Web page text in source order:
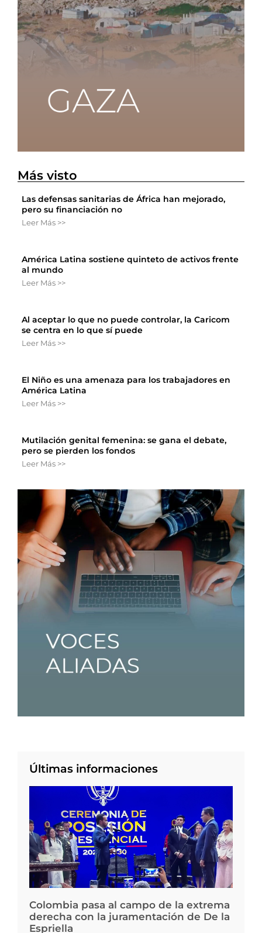
Más visto
Las defensas sanitarias de África han mejorado,
pero su financiación no
Leer Más >>
América Latina sostiene quinteto de activos frente
al mundo
Leer Más >>
Al aceptar lo que no puede controlar, la Caricom
se centra en lo que sí puede
Leer Más >>
El Niño es una amenaza para los trabajadores en
América Latina
Leer Más >>
Mutilación genital femenina: se gana el debate,
pero se pierden los fondos
Leer Más >>
Últimas informaciones
Colombia pasa al campo de la extrema
derecha con la juramentación de De la
Espriella